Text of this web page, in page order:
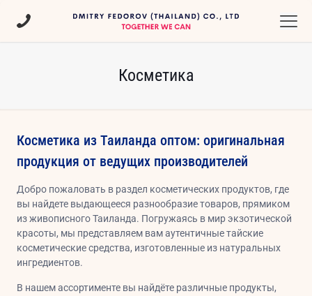
Косметика
Косметика из Таиланда оптом: оригинальная
продукция от ведущих производителей
Добро пожаловать в раздел косметических продуктов, где
вы найдете выдающееся разнообразие товаров, прямиком
из живописного Таиланда. Погружаясь в мир экзотической
красоты, мы представляем вам аутентичные тайские
косметические средства, изготовленные из натуральных
ингредиентов.
В нашем ассортименте вы найдёте различные продукты,